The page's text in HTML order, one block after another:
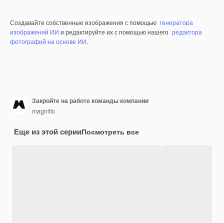
Создавайте собственные изображения с помощью генератора
изображений ИИ и редактируйте их с помощью нашего редактора
фотографий на основе ИИ.
Закройте на работе команды компании
magnific
Еще из этой серииПосмотреть все